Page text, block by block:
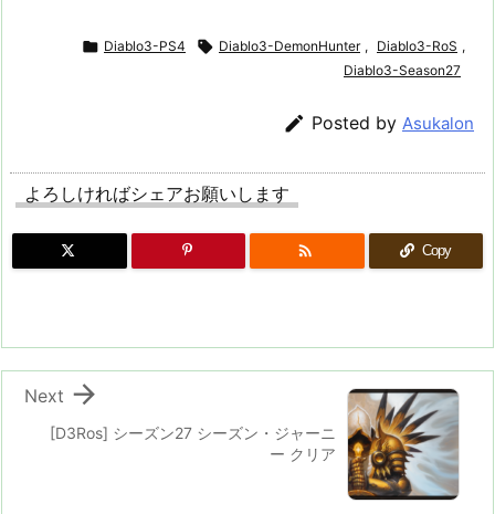
 Diablo3-PS4  Diablo3-DemonHunter , Diablo3-RoS ,
Diablo3-Season27
 Posted by Asukalon
よろしければシェアお願いします
 Copy
[D3Ros] シーズン27 シーズン・ジャーニ
ー クリア

Next